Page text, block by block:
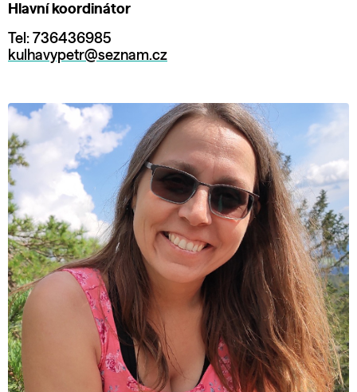
Hlavní koordinátor
Tel: 736436985
kulhavypetr@seznam.cz